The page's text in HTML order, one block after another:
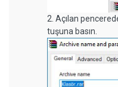
2. Açılan
tuşuna basın.